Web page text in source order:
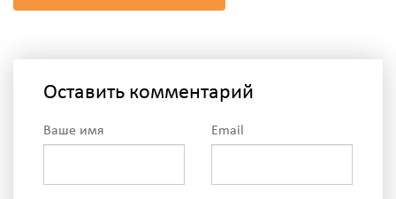
Оставить комментарий
Ваше имя Email